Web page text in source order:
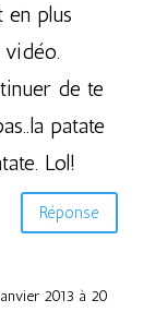
en plus
vidéo.
de te
patate
Lol!
Réponse
2013 à 20